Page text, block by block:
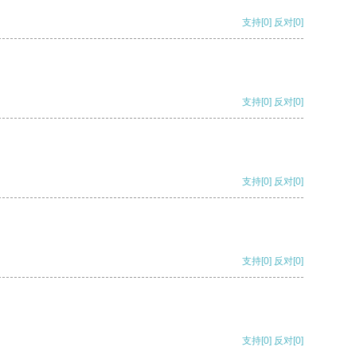
支持[0] 反对[0]
支持[0] 反对[0]
支持[0] 反对[0]
支持[0] 反对[0]
支持[0] 反对[0]